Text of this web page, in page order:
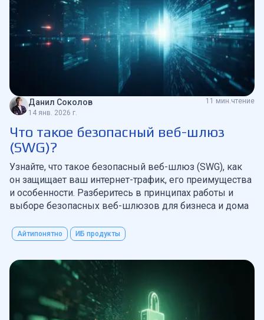
Данил Соколов
14 янв. 2026 г.
11 мин.чтение
Что такое безопасный веб-шлюз
(SWG)?
Узнайте, что такое безопасный веб-шлюз (SWG), как
он защищает ваш интернет-трафик, его преимущества
и особенности. Разберитесь в принципах работы и
выборе безопасных веб-шлюзов для бизнеса и дома
Айтипонятно ИБ продукты